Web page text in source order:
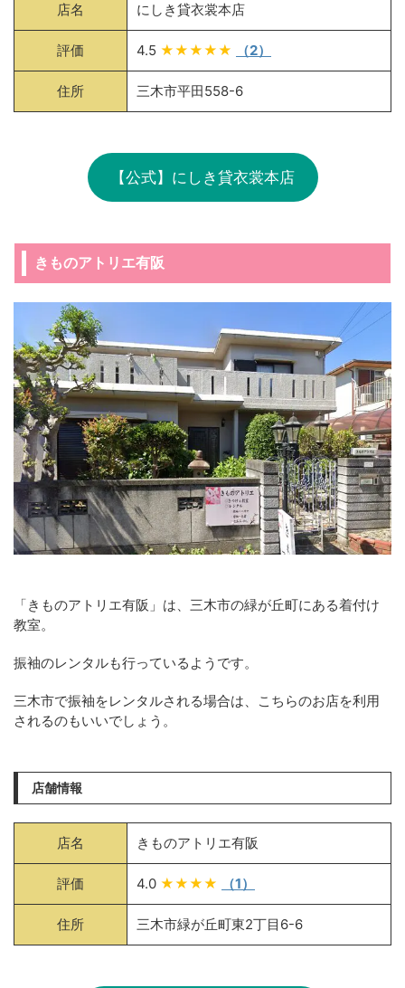
店名 にしき貸衣裳本店
評価 4.5 ★★★★★ （2）
住所 三木市平田558-6
【公式】にしき貸衣裳本店
きものアトリエ有阪
「きものアトリエ有阪」は、三木市の緑が丘町にある着付け
教室。
振袖のレンタルも行っているようです。
三木市で振袖をレンタルされる場合は、こちらのお店を利用
されるのもいいでしょう。
店舗情報
店名 きものアトリエ有阪
評価 4.0 ★★★★ （1）
住所 三木市緑が丘町東2丁目6-6